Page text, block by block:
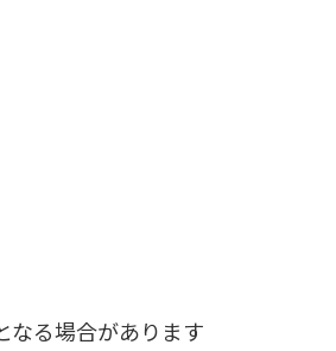
なる場合があります